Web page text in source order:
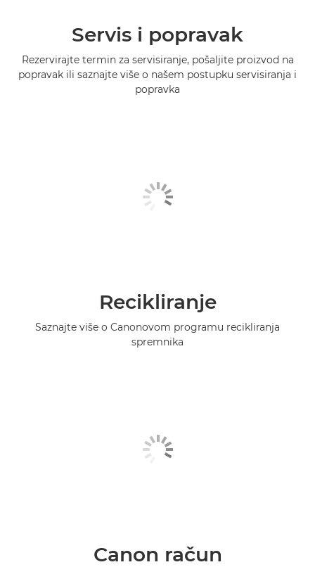
Servis i popravak
Rezervirajte termin za servisiranje, pošaljite proizvod na
popravak ili saznajte više o našem postupku servisiranja i
popravka
Recikliranje
Saznajte više o Canonovom programu recikliranja
spremnika
Canon račun